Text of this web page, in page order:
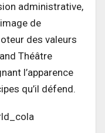
administrative,
de
des valeurs
Théâtre
l’apparence
qu’il défend.